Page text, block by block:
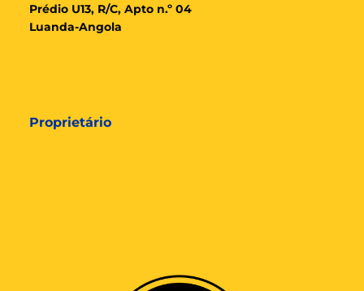
Prédio U13, R/C, Apto n.º 04
Luanda-Angola
Proprietário